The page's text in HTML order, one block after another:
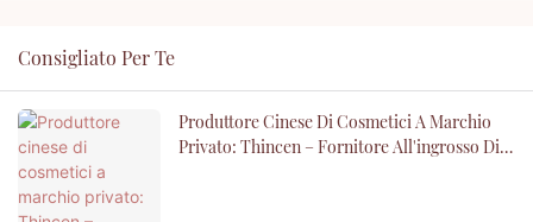
Consigliato Per Te
Produttore Cinese Di Cosmetici A Marchio
Privato: Thincen – Fornitore All'ingrosso Di